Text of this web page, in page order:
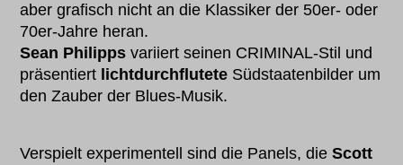
aber grafisch nicht an die Klassiker der 50er- oder
70er-Jahre heran.
Sean Philipps variiert seinen CRIMINAL-Stil und
präsentiert lichtdurchflutete Südstaatenbilder um
den Zauber der Blues-Musik.
Verspielt experimentell sind die Panels, dieScott